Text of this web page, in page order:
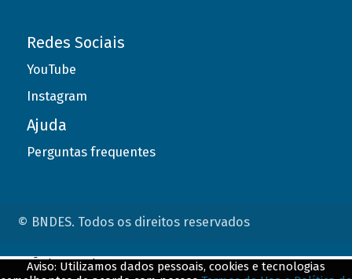
Redes Sociais
YouTube
Instagram
Ajuda
Perguntas frequentes
© BNDES. Todos os direitos reservados
Aviso: Utilizamos dados pessoais, cookies e tecnologias
ConteÃºdo complementar